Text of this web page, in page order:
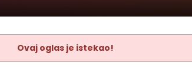
Ovaj oglas je istekao!